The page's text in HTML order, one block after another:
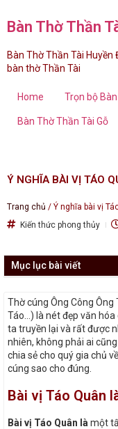
Bàn Thờ Thần
Bàn Thờ Thần Tài
bàn thờ Thần Tài
Home Trọn bộ
Bàn Thờ Thần Tài Gỗ
Ý NGHĨA BÀI VỊ TÁO
Trang chủ / Ý nghĩa bài vị
Kiến thức phong thủy
Mục lục bài viết
Thờ cúng Ông Công Ông
Táo…) là nét đẹp văn
ta truyền lại và rất được
nhiên, không phải ai
chia sẻ cho quý gia chủ
cúng sao cho đúng.
Bài vị Táo Quân
Bài vị Táo Quân là một